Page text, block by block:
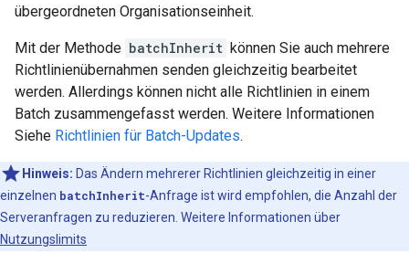
übergeordneten Organisationseinheit.
Mit der Methode batchInherit können Sie auch mehrere
Richtlinienübernahmen senden gleichzeitig bearbeitet
werden. Allerdings können nicht alle Richtlinien in einem
Batch zusammengefasst werden. Weitere Informationen
Siehe Richtlinien für Batch-Updates.
Hinweis: Das Ändern mehrerer Richtlinien gleichzeitig in einer
einzelnen batchInherit-Anfrage ist wird empfohlen, die Anzahl der
Serveranfragen zu reduzieren. Weitere Informationen über
Nutzungslimits